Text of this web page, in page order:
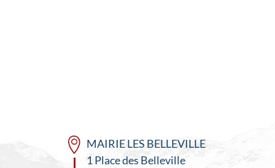
MAIRIE LES BELLEVILLE
1 Place des Belleville